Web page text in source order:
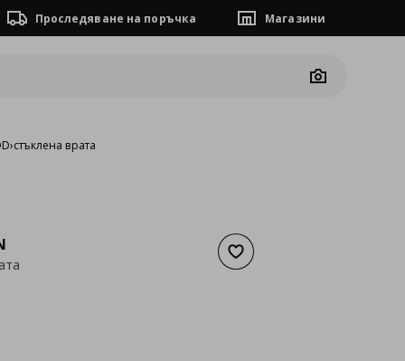
Проследяване на поръчка Магазини
Camera
›стъклена врата
Добави към списъка с